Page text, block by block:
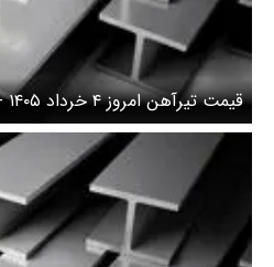
قیمت تیرآهن امروز ۴ خرداد ۱۴۰۵ + جدول